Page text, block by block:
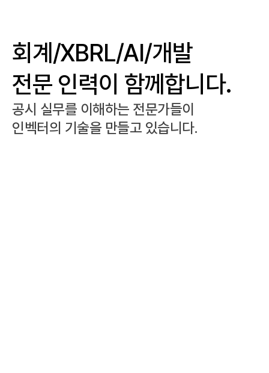
회계/XBRL/AI/개발
전문 인력이 함께합니다.
공시 실무를 이해하는 전문가들이
인벡터의 기술을 만들고 있습니다.